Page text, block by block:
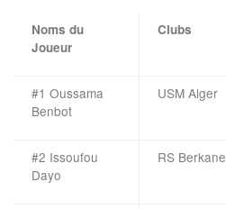
Noms du
Joueur
Clubs
#1 Oussama
Benbot
USM Alger
#2 Issoufou
Dayo
RS Berkane